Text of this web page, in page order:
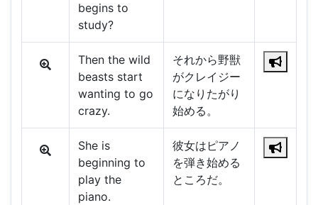
begins to
study?
Then the wild
beasts start
wanting to go
crazy.
それから野獣
がクレイジー
になりたがり
始める。
She is
beginning to
play the
piano.
彼女はピアノ
を弾き始める
ところだ。